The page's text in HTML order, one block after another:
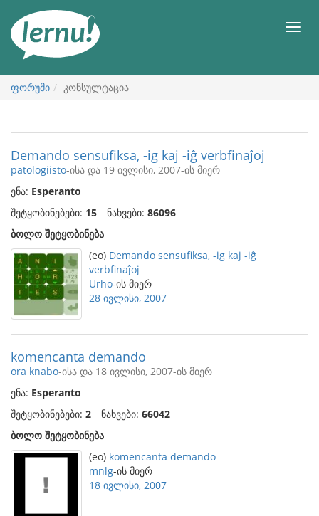
ნახვა
მენიუ
ფორუმი კონსულტაცია
Demando sensufiksa, -ig kaj -iĝ verbfinaĵoj
patologiisto-ისა და 19 ივლისი, 2007-ის მიერ
ენა: Esperanto
შეტყობინებები: 15 ნახვები: 86096
ბოლო შეტყობინება
(eo) Demando sensufiksa, -ig kaj -iĝ
verbfinaĵoj
Urho-ის მიერ
28 ივლისი, 2007
komencanta demando
ora knabo-ისა და 18 ივლისი, 2007-ის მიერ
ენა: Esperanto
შეტყობინებები: 2 ნახვები: 66042
ბოლო შეტყობინება
(eo) komencanta demando
mnlg-ის მიერ
18 ივლისი, 2007